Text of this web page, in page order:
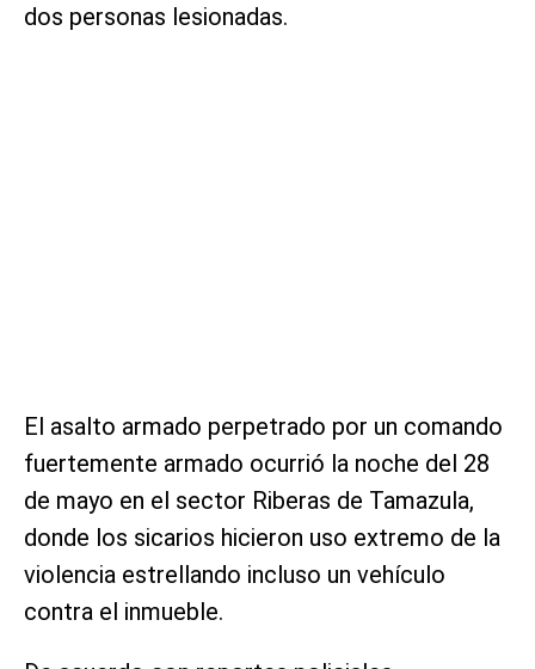
dos personas lesionadas.
El asalto armado perpetrado por un comando
fuertemente armado ocurrió la noche del 28
de mayo en el sector Riberas de Tamazula,
donde los sicarios hicieron uso extremo de la
violencia estrellando incluso un vehículo
contra el inmueble.